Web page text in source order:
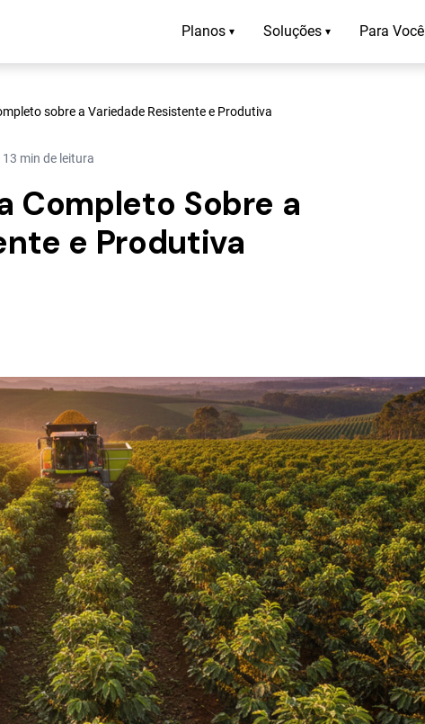
Planos ▾ Soluções ▾ Para Você
sobre a Variedade Resistente e Produtiva
13 min de leitura
Completo Sobre a
e Produtiva